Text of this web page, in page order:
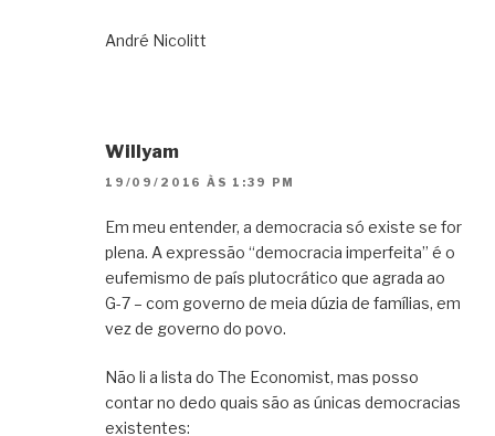
André Nicolitt
Willyam
19/09/2016 ÀS 1:39 PM
Em meu entender, a democracia só existe se for
plena. A expressão “democracia imperfeita” é o
eufemismo de país plutocrático que agrada ao
G-7 – com governo de meia dúzia de famílias, em
vez de governo do povo.
Não li a lista do The Economist, mas posso
contar no dedo quais são as únicas democracias
existentes: